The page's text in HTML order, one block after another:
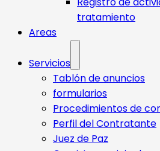
tratamiento
Areas
Servicios
Tablón de anuncios
formularios
Procedimientos de
Perfil del Contratante
Juez de Paz